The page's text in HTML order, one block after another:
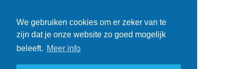
We gebruiken cookies om er zeker van te
zijn dat je onze website zo goed mogelijk
beleeft. Meer info